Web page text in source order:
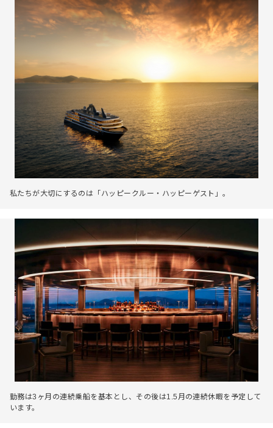
私たちが大切にするのは「ハッピークルー・ハッピーゲスト」。
勤務は3ヶ月の連続乗船を基本とし、その後は1.5月の連続休暇を予定して
います。